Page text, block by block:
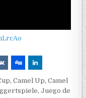
,Camel Up,Camel
,Juego de